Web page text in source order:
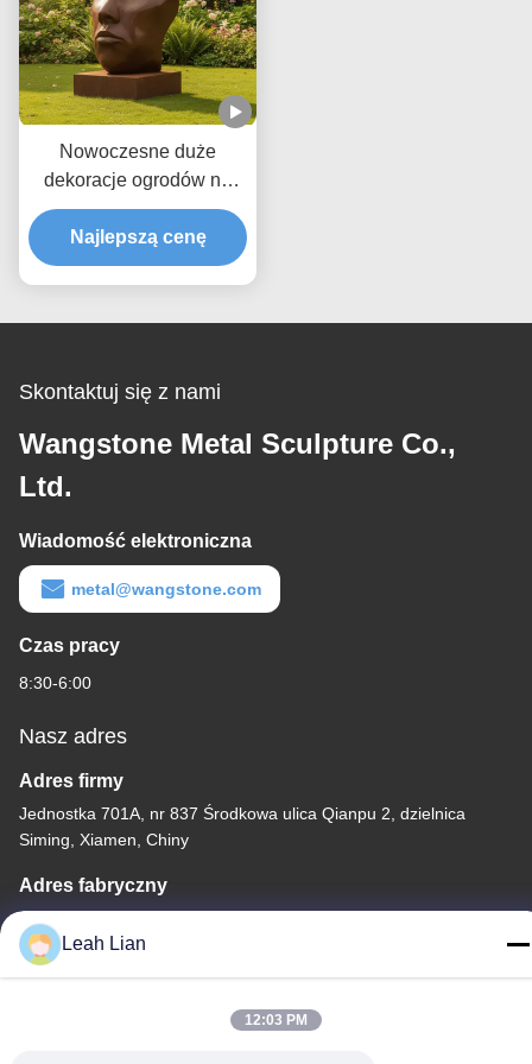
Nowoczesne duże
dekoracje ogrodów na
zewnątrz Abstrakcja
ludzka twarz Rzeźba z
brązu Starożytny posąg
Dekoracja ogrodu parku
Najlepszą cenę
Skontaktuj się z nami
Wangstone Metal Sculpture Co.,
Ltd.
Wiadomość elektroniczna
metal@wangstone.com
Czas pracy
8:30-6:00
Nasz adres
Adres firmy
Jednostka 701A, nr 837 Środkowa ulica Qianpu 2, dzielnica
Siming, Xiamen, Chiny
Adres fabryczny
No. 72, Yongjun Road, Wufeng Village, Chongwu Town,
Quanzhou, Fujian, Chiny
Leah Lian
12:03 PM